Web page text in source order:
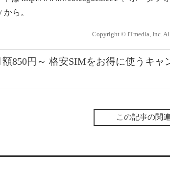
ら。
Copyright © ITmedia, Inc.
額850円～ 格安SIMをお得に使うキャ
この記事の関